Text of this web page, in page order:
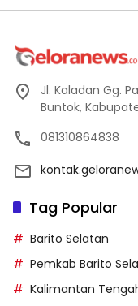
Jl. Kaladan Gg.
Buntok,
081310864838
Tag Popular
Barito Selatan
Pemkab Barito
Kalimantan